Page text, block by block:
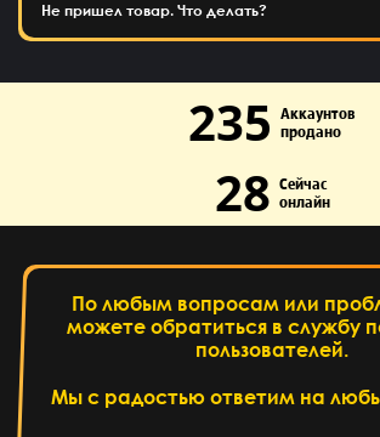
Не пришел товар. Что делать?
235 Аккаунтов
продано
28 Сейчас
онлайн
По любым вопросам или
можете обратиться в службу
пользователей.
Мы с радостью ответим на